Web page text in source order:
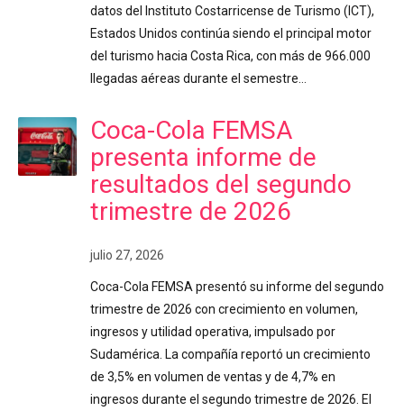
datos del Instituto Costarricense de Turismo (ICT),
Estados Unidos continúa siendo el principal motor
del turismo hacia Costa Rica, con más de 966.000
llegadas aéreas durante el semestre…
Coca-Cola FEMSA
presenta informe de
resultados del segundo
trimestre de 2026
julio 27, 2026
Coca-Cola FEMSA presentó su informe del segundo
trimestre de 2026 con crecimiento en volumen,
ingresos y utilidad operativa, impulsado por
Sudamérica. La compañía reportó un crecimiento
de 3,5% en volumen de ventas y de 4,7% en
ingresos durante el segundo trimestre de 2026. El